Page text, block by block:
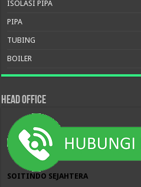
ISOLASI PIPA
PIPA
TUBING
BOILER
HEAD OFFICE
SOITINDO SEJAHTERA